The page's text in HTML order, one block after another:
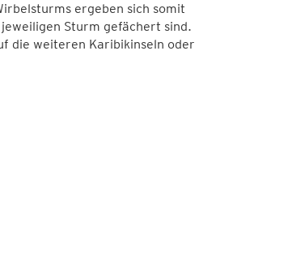
ergeben sich somit
Sturm gefächert sind.
die weiteren Karibikinseln oder